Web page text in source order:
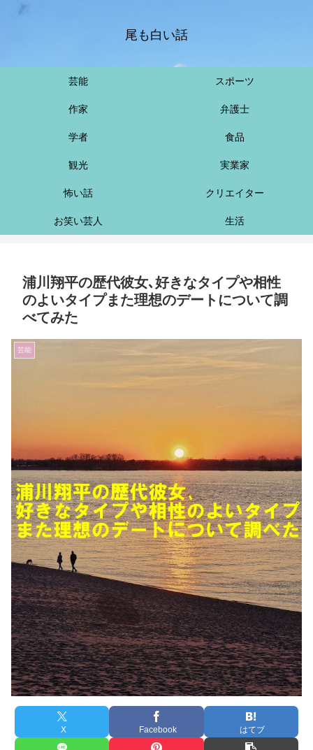
尾も白い話
芸能 スポーツ
作家 弁護士
学者 食品
観光 実業家
怖い話 クリエイター
お笑い芸人 生活
浦川翔平の歴代彼女､好きなタイプや相性
のよいタイプまた理想のデートについて調
べてみた
芸能
X Facebook はてブ